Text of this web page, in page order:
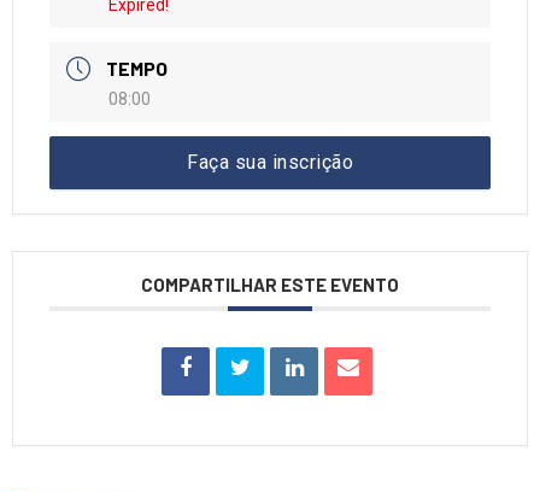
Expired!
TEMPO
08:00
Faça sua inscrição
COMPARTILHAR ESTE EVENTO